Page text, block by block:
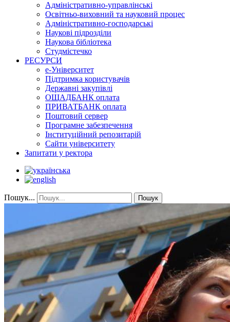
Адміністративно-управлінські
Освітньо-виховний та науковий процес
Адміністративно-господарські
Наукові підрозділи
Наукова бібліотека
Студмістечко
РЕСУРСИ
е-Університет
Підтримка користувачів
Державні закупівлі
ОЩАДБАНК оплата
ПРИВАТБАНК оплата
Поштовий сервер
Програмне забезпечення
Інституційний репозитарій
Сайти університету
Запитати у ректора
Пошук... Пошук